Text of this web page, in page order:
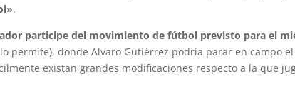
.
participe del movimiento de fútbol previsto para el
permite), donde Alvaro Gutiérrez podría parar en campo
existan grandes modificaciones respecto a la que